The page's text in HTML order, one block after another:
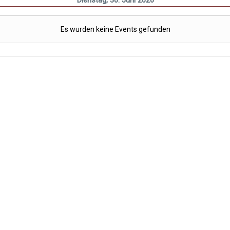
Es wurden keine Events gefunden